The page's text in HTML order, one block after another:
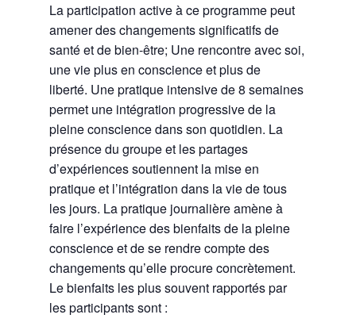
La participation active à ce programme peut
amener des changements significatifs de
santé et de bien-être; Une rencontre avec soi,
une vie plus en conscience et plus de
liberté. Une pratique intensive de 8 semaines
permet une intégration progressive de la
pleine conscience dans son quotidien. La
présence du groupe et les partages
d’expériences soutiennent la mise en
pratique et l’intégration dans la vie de tous
les jours. La pratique journalière amène à
faire l’expérience des bienfaits de la pleine
conscience et de se rendre compte des
changements qu’elle procure concrètement.
Le bienfaits les plus souvent rapportés par
les participants sont :